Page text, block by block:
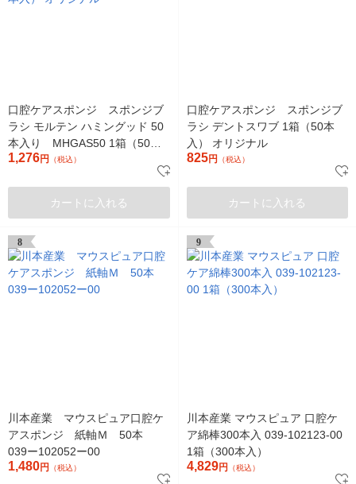
口腔ケアスポンジ スポンジブ
ラシ モルテン ハミングッド 50
本入り MHGAS50 1箱（50本
入） オリジナル
1,276円 （税込）
カートに入れる
口腔ケアスポンジ スポンジブ
ラシ デントスワブ 1箱（50本
入） オリジナル
825円 （税込）
カートに入れる
8
川本産業 マウスピュア口腔ケ
アスポンジ 紙軸Ｍ 50本
039ー102052ー00
1,480円 （税込）
9
川本産業 マウスピュア 口腔ケ
ア綿棒300本入 039-102123-00
1箱（300本入）
4,829円 （税込）